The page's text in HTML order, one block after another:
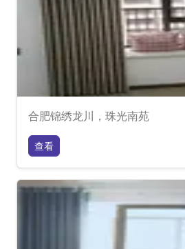
合肥锦绣龙川，珠光南苑
查看